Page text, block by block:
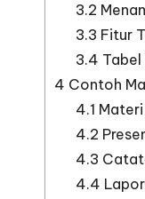
3.2
3.3 Fitur
3.4
4 Contoh
4.1
4.2
4.3
4.4